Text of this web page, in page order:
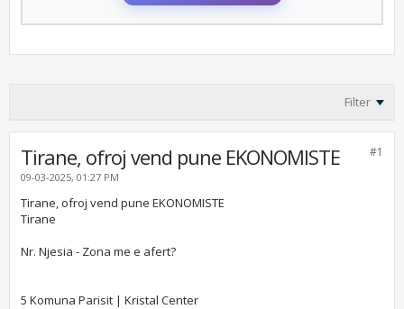
Filter
#1
Tirane, ofroj vend pune EKONOMISTE
09-03-2025, 01:27 PM
Tirane, ofroj vend pune EKONOMISTE
Tirane
Nr. Njesia - Zona me e afert?
5 Komuna Parisit | Kristal Center